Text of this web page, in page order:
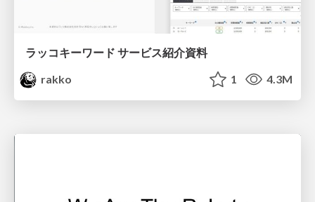
ラッコキーワード サービス紹介資料
rakko
1 4.3M